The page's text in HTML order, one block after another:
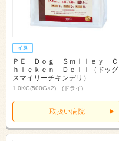
ＰＥ Ｄｏｇ Ｓｍｉｌｅｙ Ｃ
ｈｉｃｋｅｎ Ｄｅｌｉ（ドッグ
スマイリーチキンデリ）
1.0KG(500G×2) (ドライ)
取扱い病院